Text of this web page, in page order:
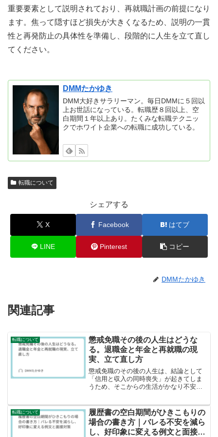
重要要素として説明されており、再就職計画の前提になり
ます。焦って隠すほど損失が大きくなるため、説明の一貫
性と再発防止の具体性を準備し、段階的に人生を立て直し
てください。
DMMたかゆき
DMM大好きサラリーマン。毎日DMMに５回以
上お世話になっている。転職歴８回以上、空
白期間１年以上あり。たくみな転職テクニッ
クでホワイト企業への転職に成功している。
転職について
シェアする
X Facebook はてブ
LINE Pinterest コピー
DMMたかゆき
関連記事
転職について
懲戒免職その後の人生はどうな
る。退職金と年金と再就職の現
実、立て直し方
懲戒免職のその後の人生は、結論として
「信用と収入の同時喪失」が起きてしま
うため、そこからの生活がかなり不安定
ったり、既に受け取った退職手当の返納
を命じられたりする可能性...
転職について
履歴書の空白期間がひきこもりの
場合の書き方｜バレる不安を減ら
し、好印象に変える例文と面接対